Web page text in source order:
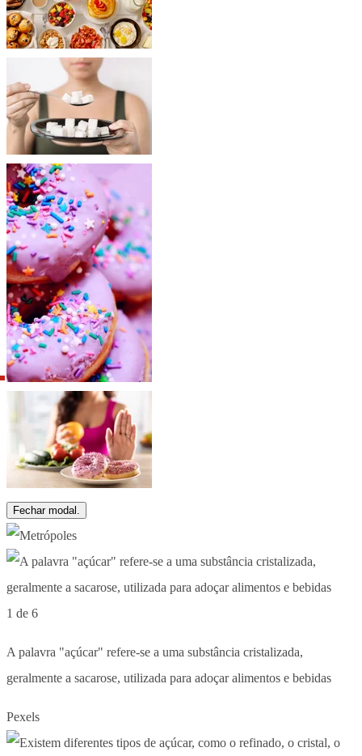
Fechar modal.
1 de 6
A palavra "açúcar" refere-se a uma substância cristalizada,
geralmente a sacarose, utilizada para adoçar alimentos e bebidas
Pexels